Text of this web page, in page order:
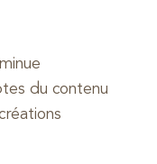
du contenu